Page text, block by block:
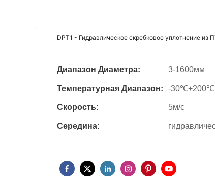
DPT1 - Гидравлическое скребковое уплотнение
Диапазон Диаметра: 3-1600мм
Температурная Диапазон: -30℃+200℃
Скорость: 5м/с
Середина: